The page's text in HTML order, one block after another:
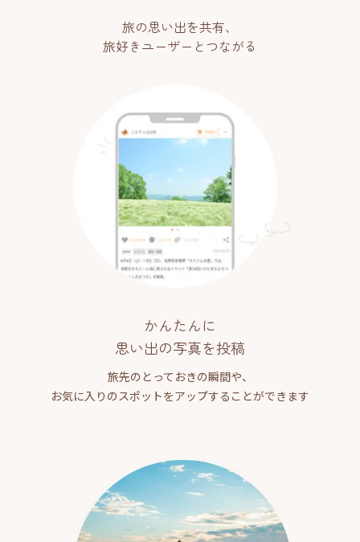
旅の思い出を共有、
旅好きユーザーとつながる
かんたんに
思い出の写真を投稿
旅先のとっておきの瞬間や、
お気に入りのスポットをアップすることができます